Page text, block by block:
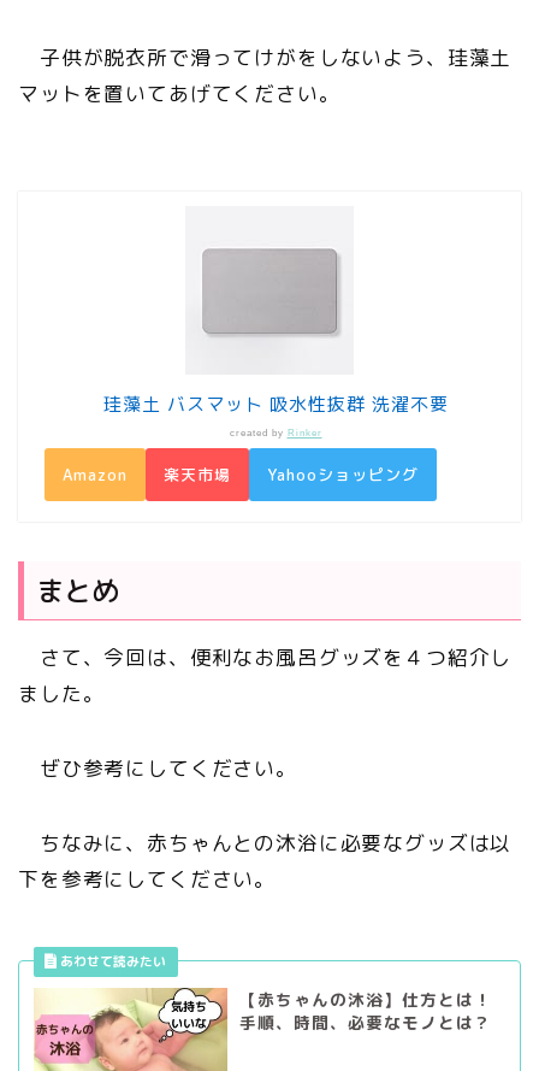
子供が脱衣所で滑ってけがをしないよう、珪藻土
マットを置いてあげてください。
珪藻土 バスマット 吸水性抜群 洗濯不要
created by Rinker
Amazon 楽天市場 Yahooショッピング
まとめ
さて、今回は、便利なお風呂グッズを４つ紹介し
ました。
ぜひ参考にしてください。
ちなみに、赤ちゃんとの沐浴に必要なグッズは以
下を参考にしてください。
【赤ちゃんの沐浴】仕方とは！
手順、時間、必要なモノとは？